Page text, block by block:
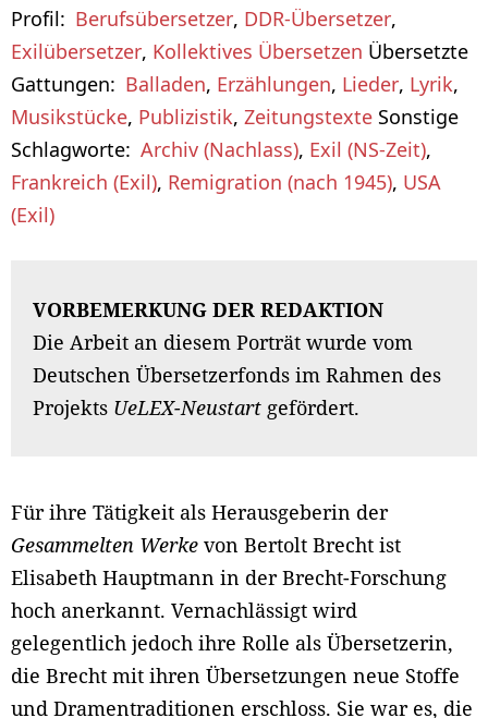
Profil
Berufsübersetzer, DDR-Übersetzer,
Exilübersetzer, Kollektives Übersetzen Übersetzte
Gattungen
Balladen, Erzählungen, Lieder, Lyrik,
Musikstücke, Publizistik, Zeitungstexte Sonstige
Schlagworte Archiv (Nachlass), Exil (NS-Zeit),
Frankreich (Exil), Remigration (nach 1945), USA
(Exil)
VORBEMERKUNG DER REDAKTION
Die Arbeit an diesem Porträt wurde vom
Deutschen Übersetzerfonds im Rahmen des
Projekts UeLEX-Neustart gefördert.
Für ihre Tätigkeit als Herausgeberin der
Gesammelten Werke von Bertolt Brecht ist
Elisabeth Hauptmann in der Brecht-Forschung
hoch anerkannt. Vernachlässigt wird
gelegentlich jedoch ihre Rolle als Übersetzerin,
die Brecht mit ihren Übersetzungen neue Stoffe
und Dramentraditionen erschloss. Sie war es, die